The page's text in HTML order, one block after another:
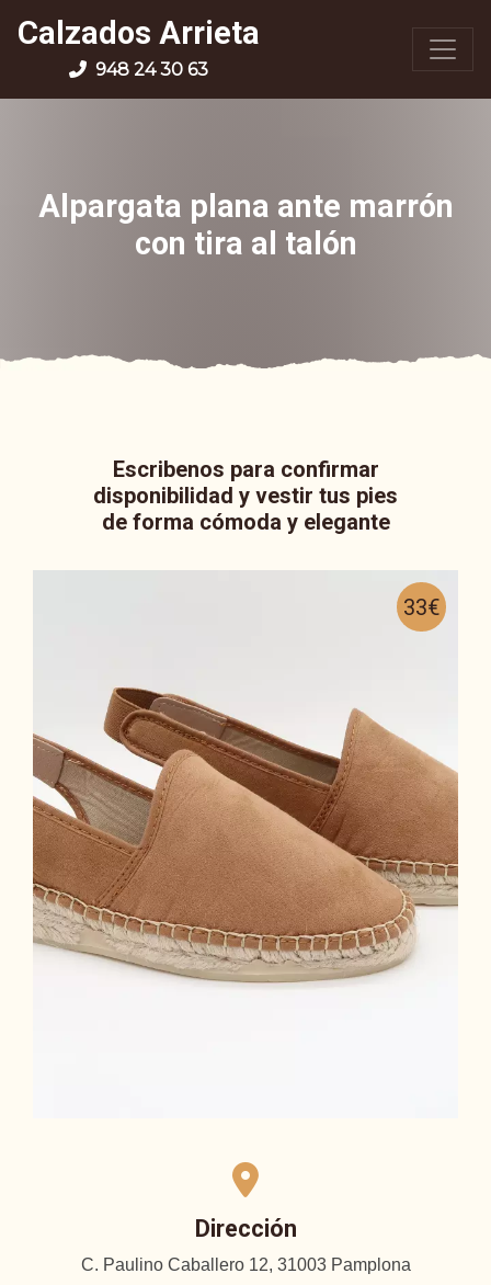
Calzados Arrieta
948 24 30 63
Alpargata plana ante marrón
con tira al talón
Escribenos para confirmar
disponibilidad y vestir tus pies
de forma cómoda y elegante
33€
Dirección
C. Paulino Caballero 12, 31003 Pamplona